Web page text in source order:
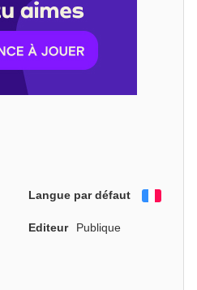
Langue par défaut
Editeur
Publique